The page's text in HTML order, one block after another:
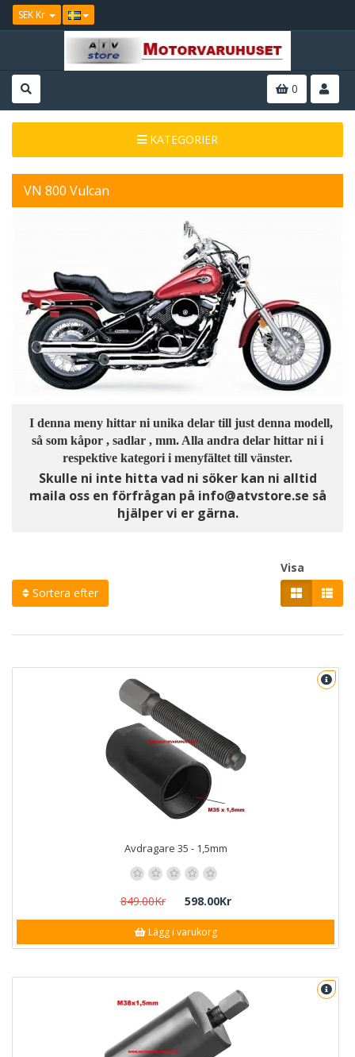
SEK Kr
0
KATEGORIER
VN 800 Vulcan
I denna meny hittar ni unika delar till just denna modell,
så som kåpor , sadlar , mm. Alla andra delar hittar ni i
respektive kategori i menyfältet till vänster.
Skulle ni inte hitta vad ni söker kan ni alltid
maila oss en förfrågan på info@atvstore.se så
hjälper vi er gärna.
Sortera efter
Visa
Avdragare 35 - 1,5mm
849.00Kr 598.00Kr
Lägg i varukorg